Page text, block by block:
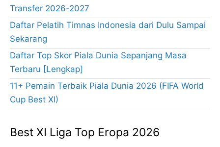
Transfer 2026-2027
Daftar Pelatih Timnas Indonesia dari Dulu Sampai
Sekarang
Daftar Top Skor Piala Dunia Sepanjang Masa
Terbaru [Lengkap]
11+ Pemain Terbaik Piala Dunia 2026 (FIFA World
Cup Best XI)
Best XI Liga Top Eropa 2026